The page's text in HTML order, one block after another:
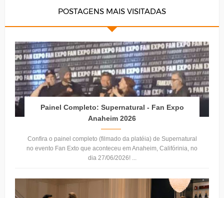
POSTAGENS MAIS VISITADAS
Painel Completo: Supernatural - Fan Expo
Anaheim 2026
Confira o painel completo (filmado da platéia) de Supernatural
no evento Fan Exto que aconteceu em Anaheim, Califórinia, no
dia 27/06/2026! ...